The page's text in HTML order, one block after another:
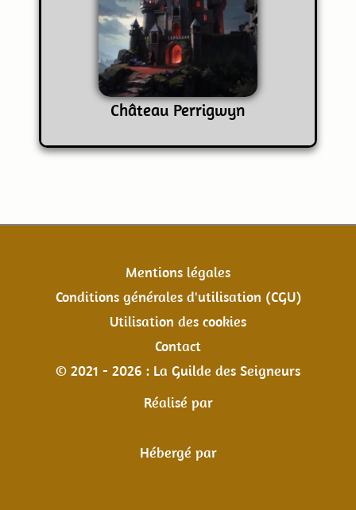
Château Perrigwyn
Mentions légales
Conditions générales d'utilisation (CGU)
Utilisation des cookies
Contact
© 2021 - 2026 : La Guilde des Seigneurs
Réalisé par
Hébergé par